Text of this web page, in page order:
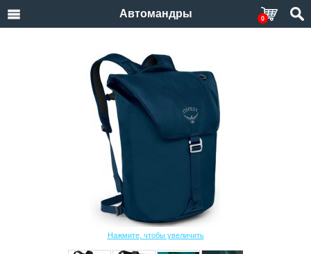
Автомандры 0
Нажмите, чтобы увеличить